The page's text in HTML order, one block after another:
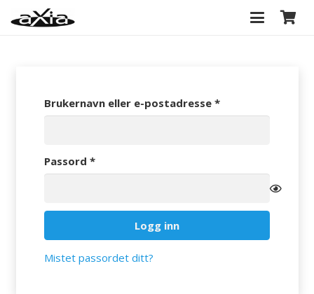
Brukernavn eller e-postadresse *Påkrevd
Passord *Påkrevd
Logg inn
Mistet passordet ditt?